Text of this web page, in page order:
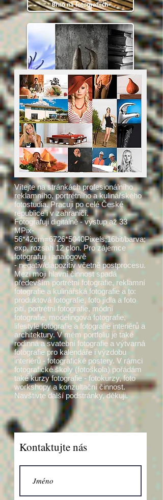
Vítejte na stránkách profesionálního
reklamního, portrétního a kulinářského
fotostudia. Pracuji po celé České
republice i v zahraničí.
Fotografuji digitálně - výstup až 33
MPix-
56*42cm=6726*5040Pixels;16bit/barva;
exp. rozsah 12 clon. Pro zájemce
fotografuji i analogově
- negativ/diapozitiv včetně postprocesu.
Mezi moji hlavní činnost spadá
především portrétní fotografie, reklamní
fotografie a kulinářská fotografie a to:
produktová fotografie, foto jídla a foto
pití, portrétní fotografie, módní
fotografie, modelingová fotografie,
lifestyle fotografie a fotografie interiérů a
architektury. V mém portfoliu je také
rodinná a svatební fotografie a výtvarná
fotografie pro kalendáře i výzdobu
interiérů - fotografické postery. V rámci
fotografické školy (fotoškola) pořádám
také kurzy fotografie - fotokurzy, foto
workshopy a konzultační činnost.
Navštivte další podstránky, děkuji.
Kontaktujte nás